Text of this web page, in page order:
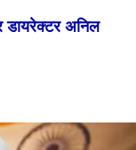
डायरेक्टर अनिल